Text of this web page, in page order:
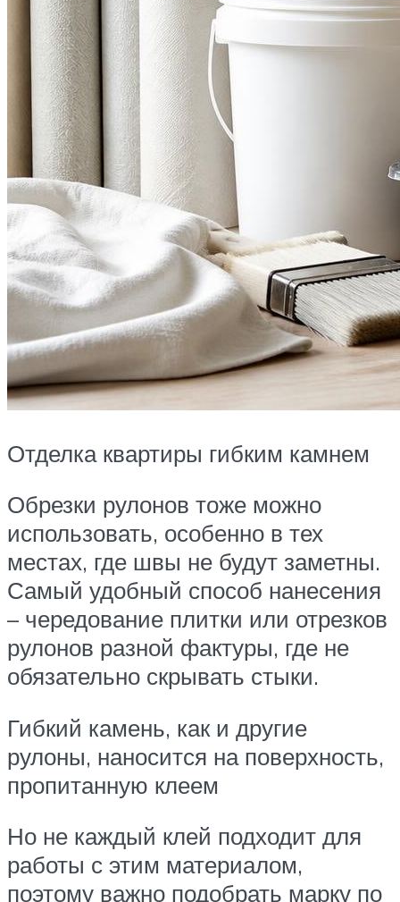
Отделка квартиры гибким камнем
Обрезки рулонов тоже можно
использовать, особенно в тех
местах, где швы не будут заметны.
Самый удобный способ нанесения
– чередование плитки или отрезков
рулонов разной фактуры, где не
обязательно скрывать стыки.
Гибкий камень, как и другие
рулоны, наносится на поверхность,
пропитанную клеем
Но не каждый клей подходит для
работы с этим материалом,
поэтому важно подобрать марку по